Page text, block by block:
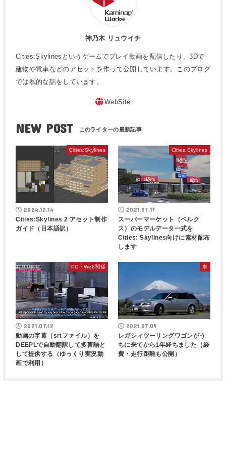
神乃木 リュウイチ
Cities:Skylinesというゲームでプレイ動画を配信したり、3Dで
建物や電車などのアセットを作って公開しています。このブログ
では私的な話をしています。
WebSite
NEW POST
Cities:Skylines
2024.12.14
Cities:Skylines 2 アセット制作
ガイド（日本語訳）
Cities:Skylines
2021.07.17
スーパーマーケット（ベルク
ス）のモデルデータ一式を
Cities: Skylines向けに素材配布
します
PC・Web関係
2021.07.12
動画の字幕（srtファイル）を
DEEPLで自動翻訳して多言語と
して提供する（ゆっくり実況動
画で利用）
車
2021.07.09
レガシィツーリングワゴンがう
ちに来てから1年経ちました（経
費・走行距離も公開）